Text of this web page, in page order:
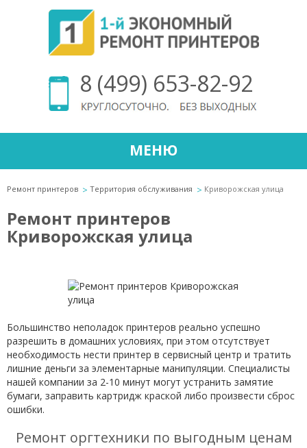
8 (499) 653-82-92
МЕНЮ
Ремонт принтеров Территория обслуживания Криворожская улица
Ремонт принтеров
Криворожская улица
Большинство неполадок принтеров реально успешно
разрешить в домашних условиях, при этом отсутствует
необходимость нести принтер в сервисный центр и тратить
лишние деньги за элементарные манипуляции. Специалисты
нашей компании за 2-10 минут могут устранить замятие
бумаги, заправить картридж краской либо произвести сброс
ошибки.
Ремонт оргтехники по выгодным ценам